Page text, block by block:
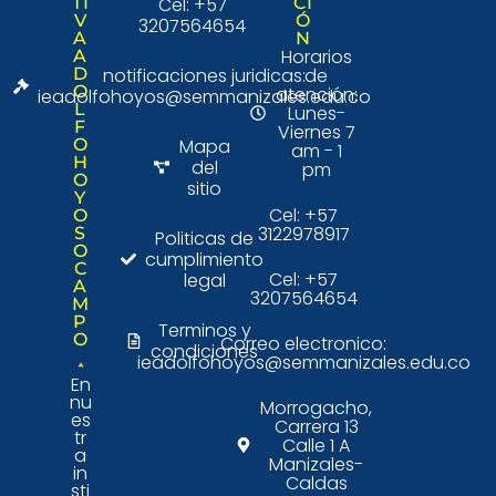
V
A
A
D
O
L
F
O
H
O
Y
O
S
O
C
A
M
P
O
En
nu
es
tr
a
in
sti
3207564654
notificaciones juridicas:
ieadolfohoyos@semmanizales.edu.co
Mapa
del
sitio
Politicas de
cumplimiento
legal
Terminos y
condiciones
Ó
N
Horarios
de
atención:
Lunes-
Viernes 7
am - 1
pm
Cel: +57
3122978917
Cel: +57
3207564654
Correo electronico:
ieadolfohoyos@semmanizales.edu.co
Morrogacho,
Carrera 13
Calle 1 A
Manizales-
Caldas